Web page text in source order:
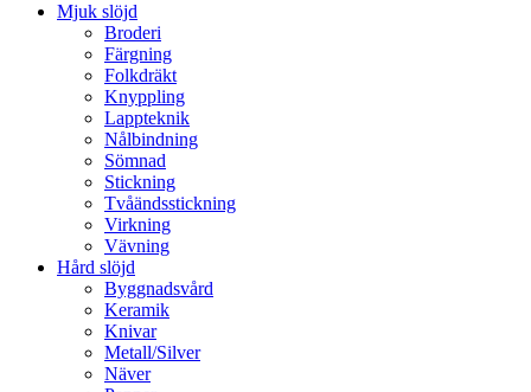
Mjuk slöjd
Broderi
Färgning
Folkdräkt
Knyppling
Lappteknik
Nålbindning
Sömnad
Stickning
Tvåändsstickning
Virkning
Vävning
Hård slöjd
Byggnadsvård
Keramik
Knivar
Metall/Silver
Näver